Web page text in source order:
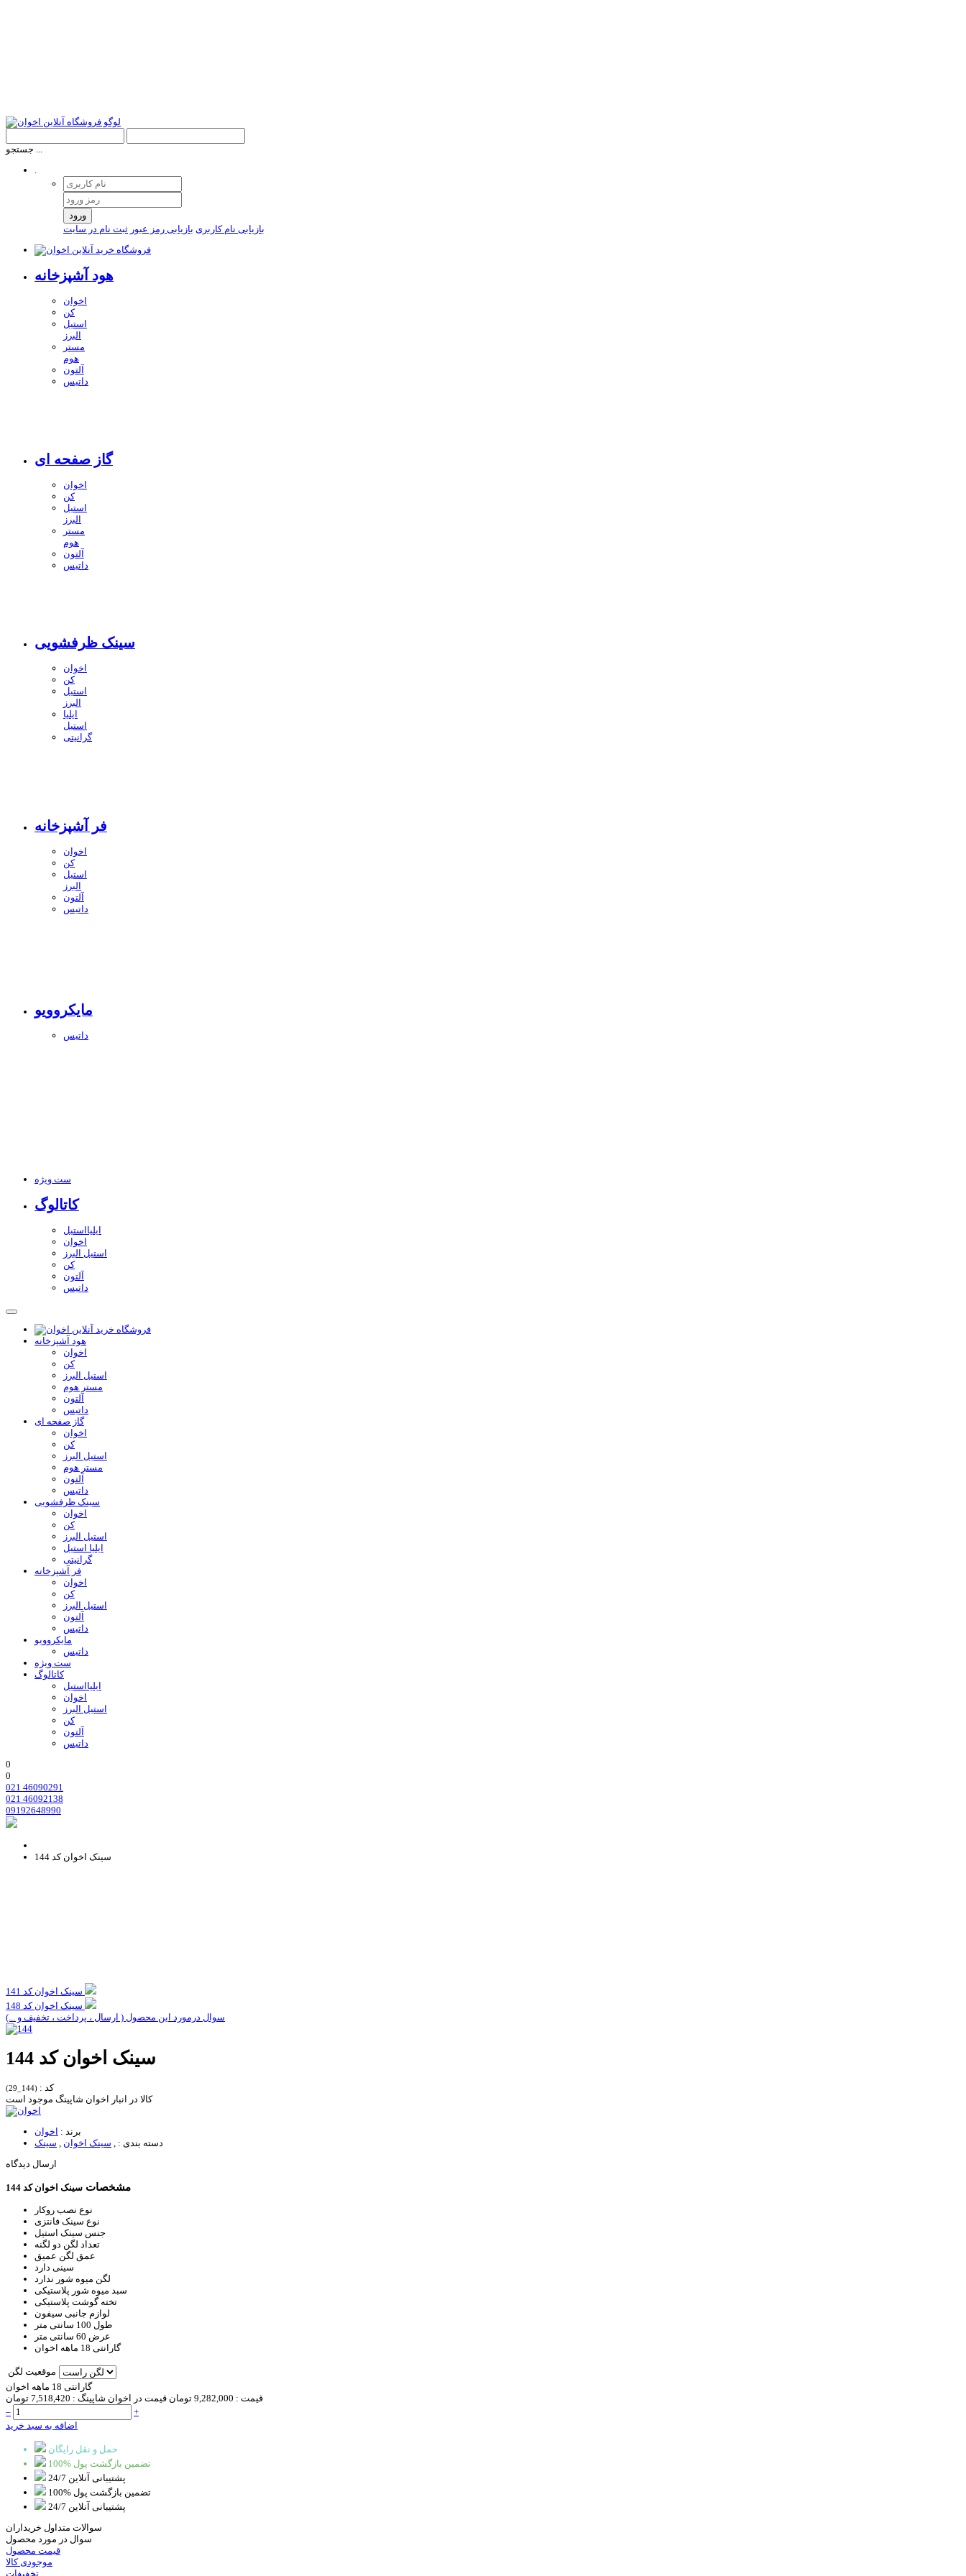
جستجو ...
.
ورود
بازیابی نام کاربری بازیابی رمز عبور ثبت نام در سایت
هود آشپزخانه
اخوان
کن
استیل
البرز
مستر
هوم
آلتون
داتیس
گاز صفحه ای
اخوان
کن
استیل
البرز
مستر
هوم
آلتون
داتیس
سینک ظرفشویی
اخوان
کن
استیل
البرز
ایلیا
استیل
گرانیتی
فر آشپزخانه
اخوان
کن
استیل
البرز
آلتون
داتیس
مایکروویو
داتیس
ست ویژه
کاتالوگ
ایلیااستیل
اخوان
استیل البرز
کن
آلتون
داتیس
هود آشپزخانه
اخوان
کن
استیل البرز
مستر هوم
آلتون
داتیس
گاز صفحه ای
اخوان
کن
استیل البرز
مستر هوم
آلتون
داتیس
سینک ظرفشویی
اخوان
کن
استیل البرز
ایلیا استیل
گرانیتی
فر آشپزخانه
اخوان
کن
استیل البرز
آلتون
داتیس
مایکروویو
داتیس
ست ویژه
کاتالوگ
ایلیااستیل
اخوان
استیل البرز
کن
آلتون
داتیس
0
0
021 46090291
021 46092138
09192648990
سینک اخوان کد 144
سینک اخوان کد 141
سینک اخوان کد 148
سوال درمورد این محصول ( ارسال ، پرداخت ، تخفیف و ...)
سینک اخوان کد 144
کد : (144_29)
کالا در انبار اخوان شاپینگ موجود است
برند : اخوان
دسته بندی :
سینک اخوان
سینک
ارسال دیدگاه
مشخصات سینک اخوان کد 144
نوع نصب روکار
نوع سینک فانتزی
جنس سینک استیل
تعداد لگن دو لگنه
عمق لگن عمیق
سینی دارد
لگن میوه شور ندارد
سبد میوه شور پلاستیکی
تخته گوشت پلاستیکی
لوازم جانبی سیفون
طول 100 سانتی متر
عرض 60 سانتی متر
گارانتی 18 ماهه اخوان
موقعیت لگن
گارانتی 18 ماهه اخوان
قیمت : 9,282,000 تومان قیمت در اخوان شاپینگ : 7,518,420 تومان
–
+
اضافه به سبد خرید
حمل و نقل رایگان
100% تضمین بازگشت پول
پشتیبانی آنلاین 24/7
100% تضمین بازگشت پول
پشتیبانی آنلاین 24/7
سوالات متداول خریداران
سوال در مورد محصول
قیمت محصول
موجودی کالا
تخفیفات